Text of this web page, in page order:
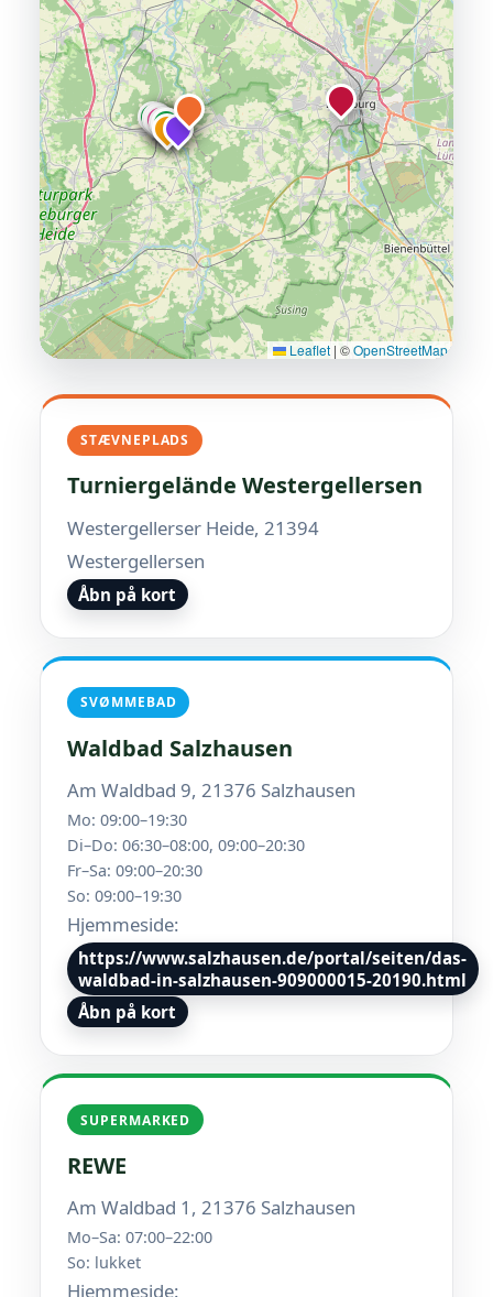
Leaflet | ©OpenStreetMap
STÆVNEPLADS
Turniergelände Westergellersen
Westergellerser Heide, 21394
Westergellersen
Åbn på kort
SVØMMEBAD
Waldbad Salzhausen
Am Waldbad 9, 21376 Salzhausen
Mo: 09:00–19:30
Di–Do: 06:30–08:00, 09:00–20:30
Fr–Sa: 09:00–20:30
So: 09:00–19:30
Hjemmeside:
https://www.salzhausen.de/portal/seiten/das-
waldbad-in-salzhausen-909000015-20190.html
Åbn på kort
SUPERMARKED
REWE
Am Waldbad 1, 21376 Salzhausen
Mo–Sa: 07:00–22:00
So: lukket
Hjemmeside: